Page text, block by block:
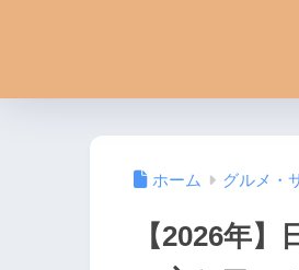
ホーム グルメ・
【2026年